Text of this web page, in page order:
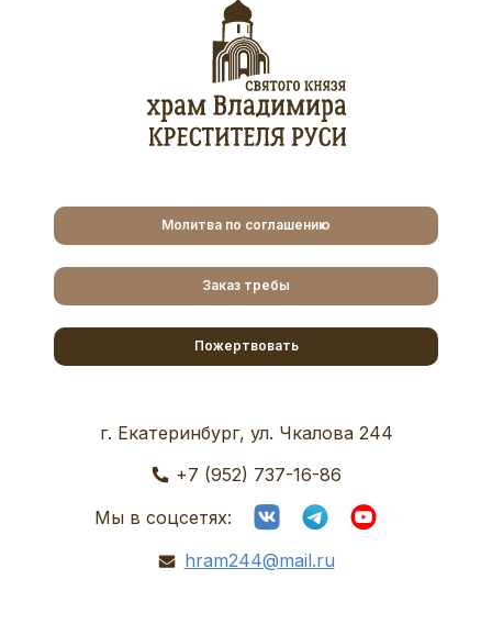
Молитва по соглашению
Заказ требы
Пожертвовать
г. Екатеринбург, ул. Чкалова 244
+7 (952) 737-16-86
Мы в соцсетях:
hram244@mail.ru